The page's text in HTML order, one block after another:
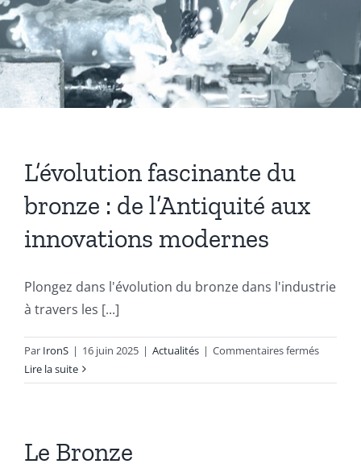
Bronze
Coussinets Autolubrifiants frittés
Autres produits
News
L’évolution fascinante du
bronze : de l’Antiquité aux
innovations modernes
Plongez dans l'évolution du bronze dans l'industrie
à travers les [...]
Par IronS | 16 juin 2025 | Actualités | Commentaires ferméssur
Lire la suite
Le Bronze